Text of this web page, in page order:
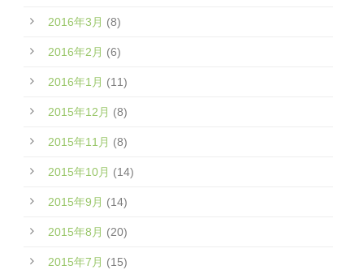
2016年3月 (8)
2016年2月 (6)
2016年1月 (11)
2015年12月 (8)
2015年11月 (8)
2015年10月 (14)
2015年9月 (14)
2015年8月 (20)
2015年7月 (15)